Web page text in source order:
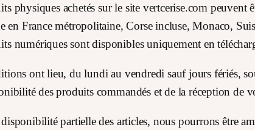
physiques achetés sur le site vertcerise.com
en France métropolitaine, Corse incluse, Monaco,
numériques sont disponibles uniquement en
ont lieu, du lundi au vendredi sauf jours fériés,
des produits commandés et de la réception de
partielle des articles, nous pourrons être